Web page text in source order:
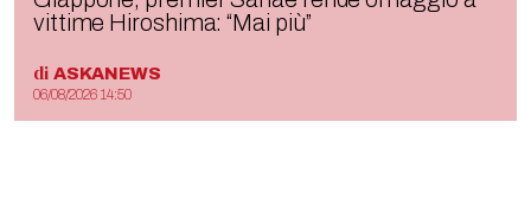
vittime Hiroshima: “Mai più”
di ASKANEWS
06/08/2026 14:50